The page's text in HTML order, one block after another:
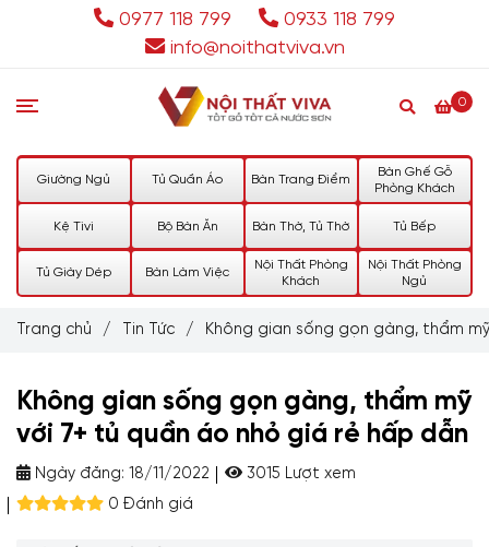
0977 118 799
0933 118 799
info@noithatviva.vn
0
Giường Ngủ Tủ Quần Áo Bàn Trang Điểm
Bàn Ghế Gỗ
Phòng Khách
Kệ Tivi Bộ Bàn Ăn Bàn Thờ, Tủ Thờ Tủ Bếp
Tủ Giày Dép Bàn Làm Việc
Nội Thất Phòng
Khách
Nội Thất Phòng
Ngủ
Trang chủ / Tin Tức / Không gian sống gọn gàng, thẩm
Không gian sống gọn gàng, thẩm mỹ
với 7+ tủ quần áo nhỏ giá rẻ hấp dẫn
Ngày đăng: 18/11/2022
3015 Lượt xem
0 Đánh giá